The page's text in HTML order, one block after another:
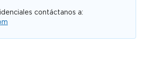
contáctanos a: